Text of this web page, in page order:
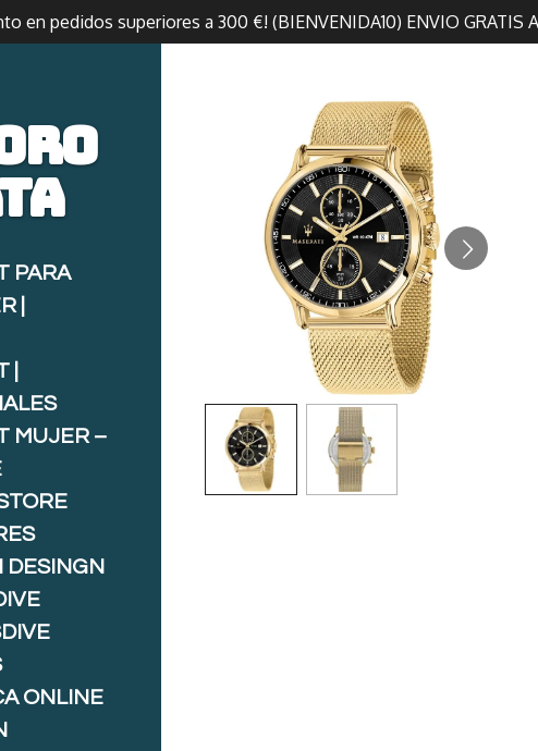
en pedidos superiores a 300 €! (BIENVENIDA10) ENVIO GRATIS
PARA
|
|
MUJER –
DESINGN
ONLINE